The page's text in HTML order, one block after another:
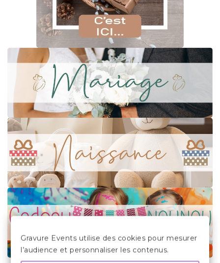
Gravure Events utilise des cookies pour mesurer
l’audience et personnaliser les contenus.